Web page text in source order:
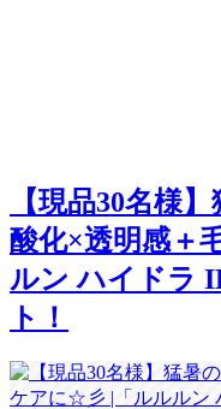
【現品30名様
酸化×透明感＋
ルン ハイドラ
ト！